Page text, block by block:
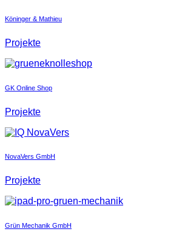
Köninger & Mathieu
Projekte
GK Online Shop
Projekte
NovaVers GmbH
Projekte
Grün Mechanik GmbH